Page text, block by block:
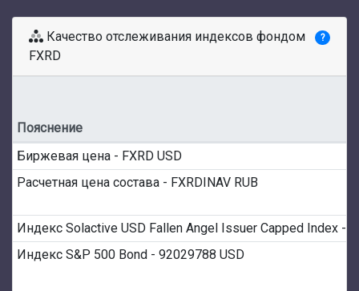
Качество отслеживания индексов фондом
FXRD
?
Пояснение
Биржевая цена - FXRD USD
Расчетная цена состава - FXRDINAV RUB
Индекс S&P 500 Bond - 92029788 USD